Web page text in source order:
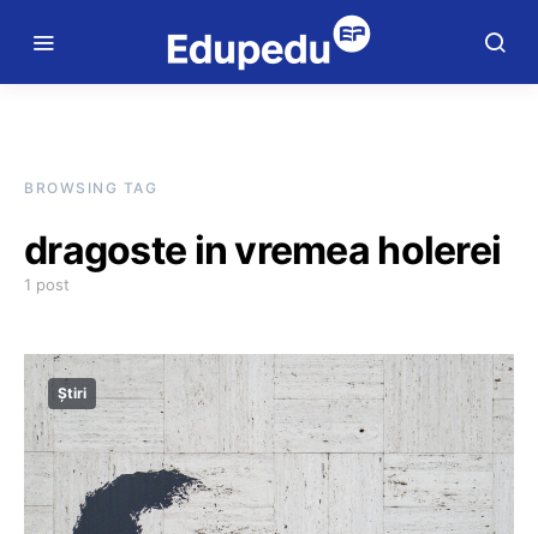
BROWSING TAG
dragoste in vremea holerei
1 post
Știri